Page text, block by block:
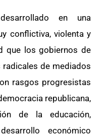
en una
conflictiva, violenta y
que los gobiernos de
de mediados
rasgos progresistas
republicana,
de la educación,
económico